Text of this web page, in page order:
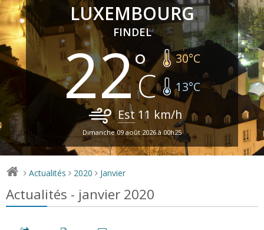
LUXEMBOURG
FINDEL
22 30°C
13°C
Est 11 km/h
Dimanche 09 août 2026 à 00h25
> Actualités > 2020 > Janvier
Actualités - janvier 2020